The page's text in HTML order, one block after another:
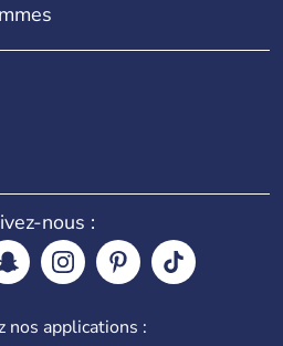
nous :
nos applications :